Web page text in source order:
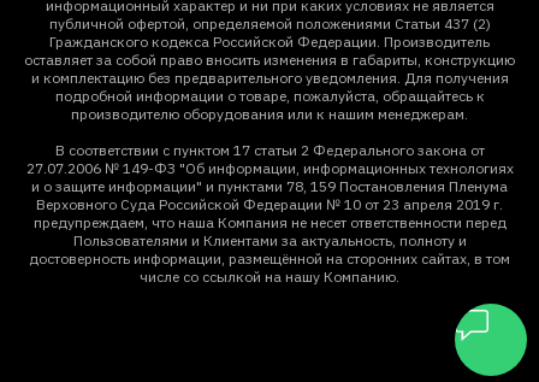
информационный характер и ни при каких условиях не является
публичной офертой, определяемой положениями Статьи 437 (2)
Гражданского кодекса Российской Федерации. Производитель
оставляет за собой право вносить изменения в габариты, конструкцию
и комплектацию без предварительного уведомления. Для получения
подробной информации о товаре, пожалуйста, обращайтесь к
производителю оборудования или к нашим менеджерам.
В соответствии с пунктом 17 статьи 2 Федерального закона от
27.07.2006 № 149-ФЗ "Об информации, информационных технологиях
и о защите информации" и пунктами 78, 159 Постановления Пленума
Верховного Суда Российской Федерации № 10 от 23 апреля 2019 г.
предупреждаем, что наша Компания не несет ответственности перед
Пользователями и Клиентами за актуальность, полноту и
достоверность информации, размещённой на сторонних сайтах, в том
числе со ссылкой на нашу Компанию.